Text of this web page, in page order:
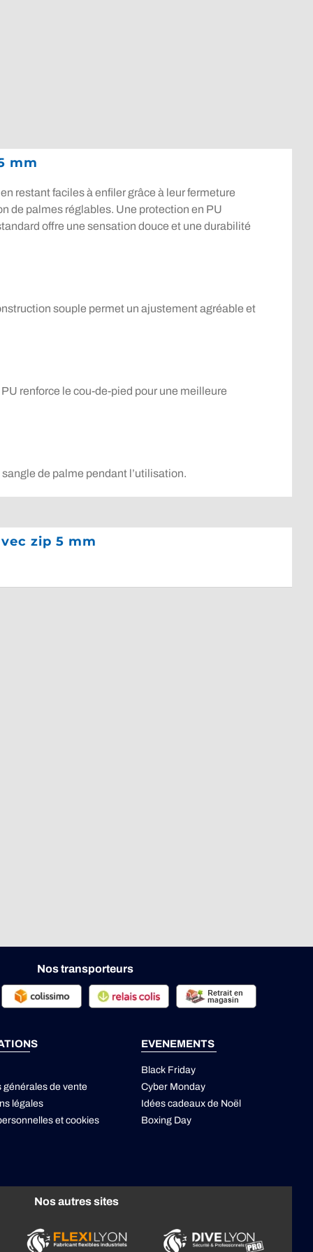
mm
restant faciles à enfiler grâce à leur fermeture
de palmes réglables. Une protection en PU
offre une sensation douce et une durabilité
souple permet un ajustement agréable et
renforce le cou-de-pied pour une meilleure
de palme pendant l’utilisation.
zip 5 mm
Nos transporteurs
générales de vente
légales
etcookies
EVENEMENTS
Black Friday
Cyber Monday
Idées cadeaux de Noël
Boxing Day
Nos autres sites